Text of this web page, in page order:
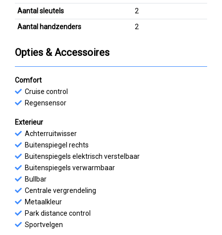
Aantal sleutels
2
Aantal handzenders
2
Opties & Accessoires
Comfort
Cruise control
Regensensor
Exterieur
Achterruitwisser
Buitenspiegel rechts
Buitenspiegels elektrisch verstelbaar
Buitenspiegels verwarmbaar
Bullbar
Centrale vergrendeling
Metaalkleur
Park distance control
Sportvelgen